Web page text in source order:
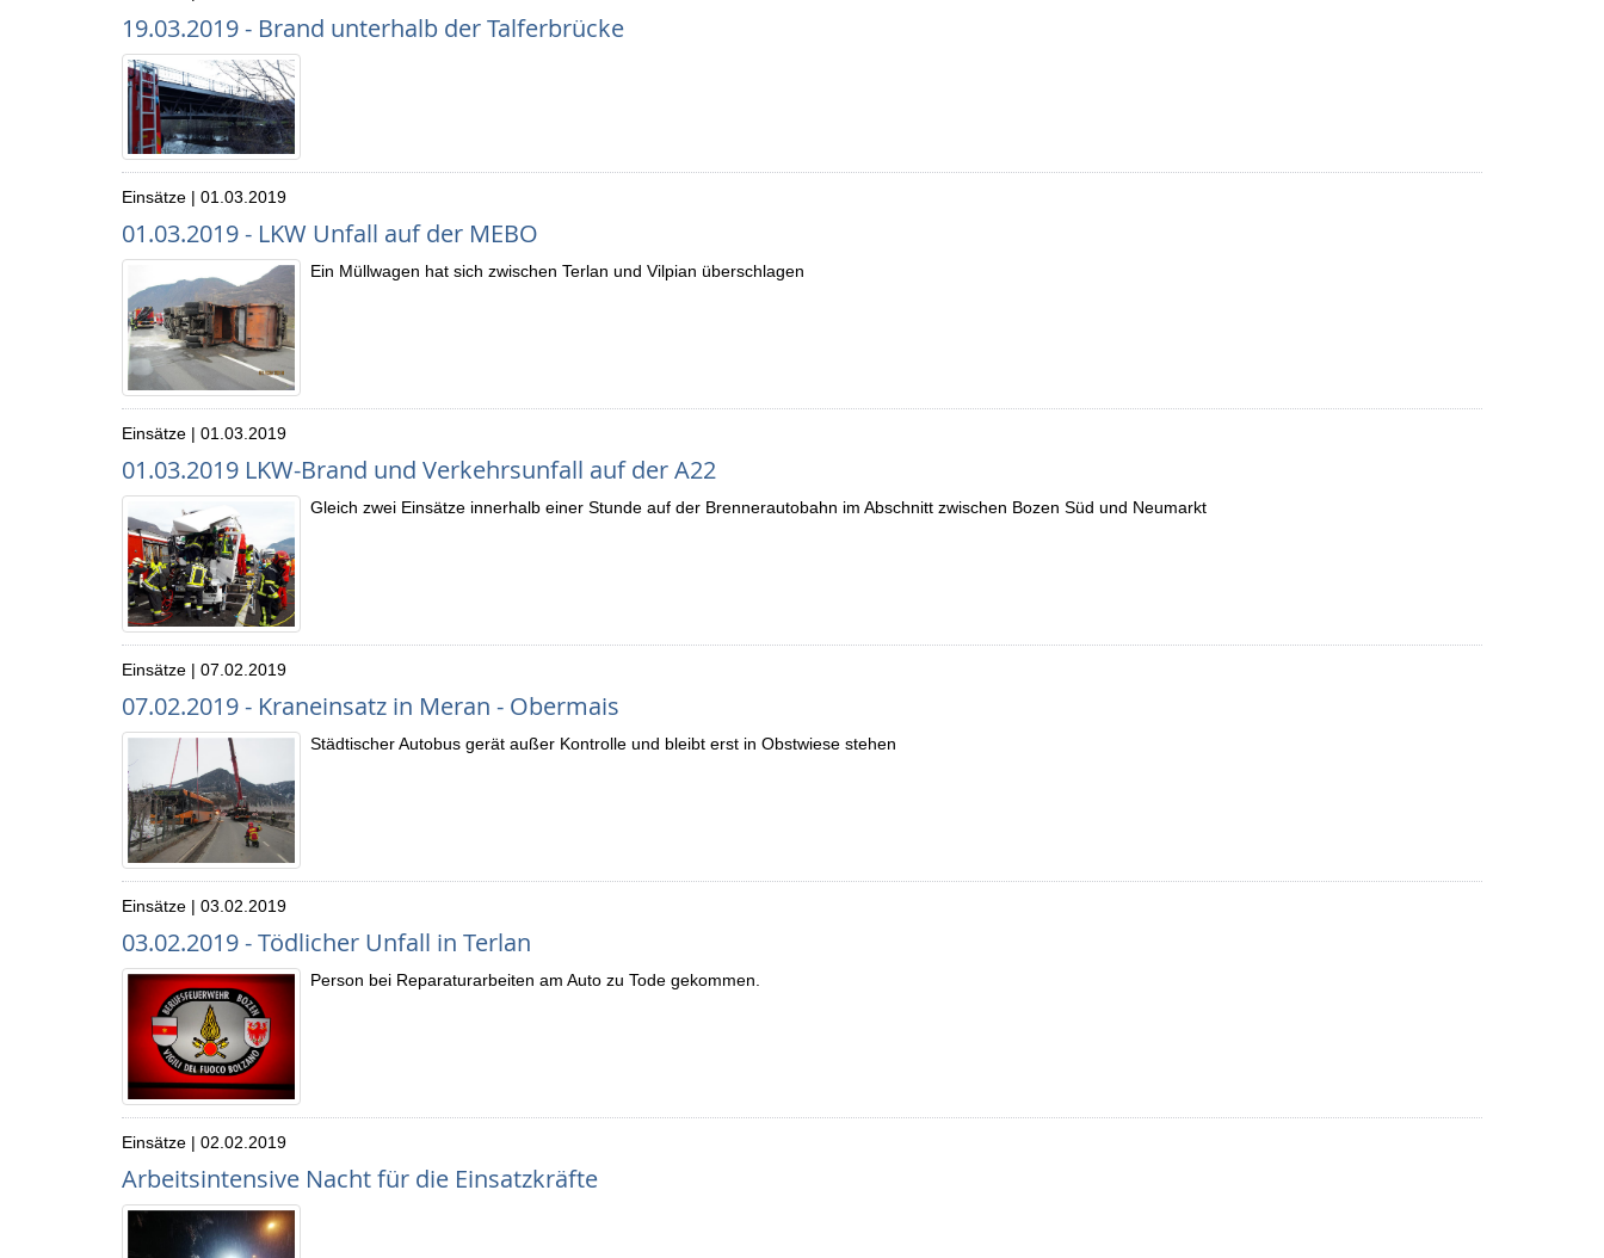
19.03.2019 - Brand unterhalb der Talferbrücke
Einsätze | 01.03.2019
01.03.2019 - LKW Unfall auf der MEBO
Ein Müllwagen hat sich zwischen Terlan und Vilpian überschlagen
Einsätze | 01.03.2019
01.03.2019 LKW-Brand und Verkehrsunfall auf der A22
Gleich zwei Einsätze innerhalb einer Stunde auf der Brennerautobahn im Abschnitt zwischen Bozen Süd und Neumarkt
Einsätze | 07.02.2019
07.02.2019 - Kraneinsatz in Meran - Obermais
Städtischer Autobus gerät außer Kontrolle und bleibt erst in Obstwiese stehen
Einsätze | 03.02.2019
03.02.2019 - Tödlicher Unfall in Terlan
Person bei Reparaturarbeiten am Auto zu Tode gekommen.
Einsätze | 02.02.2019
Arbeitsintensive Nacht für die Einsatzkräfte